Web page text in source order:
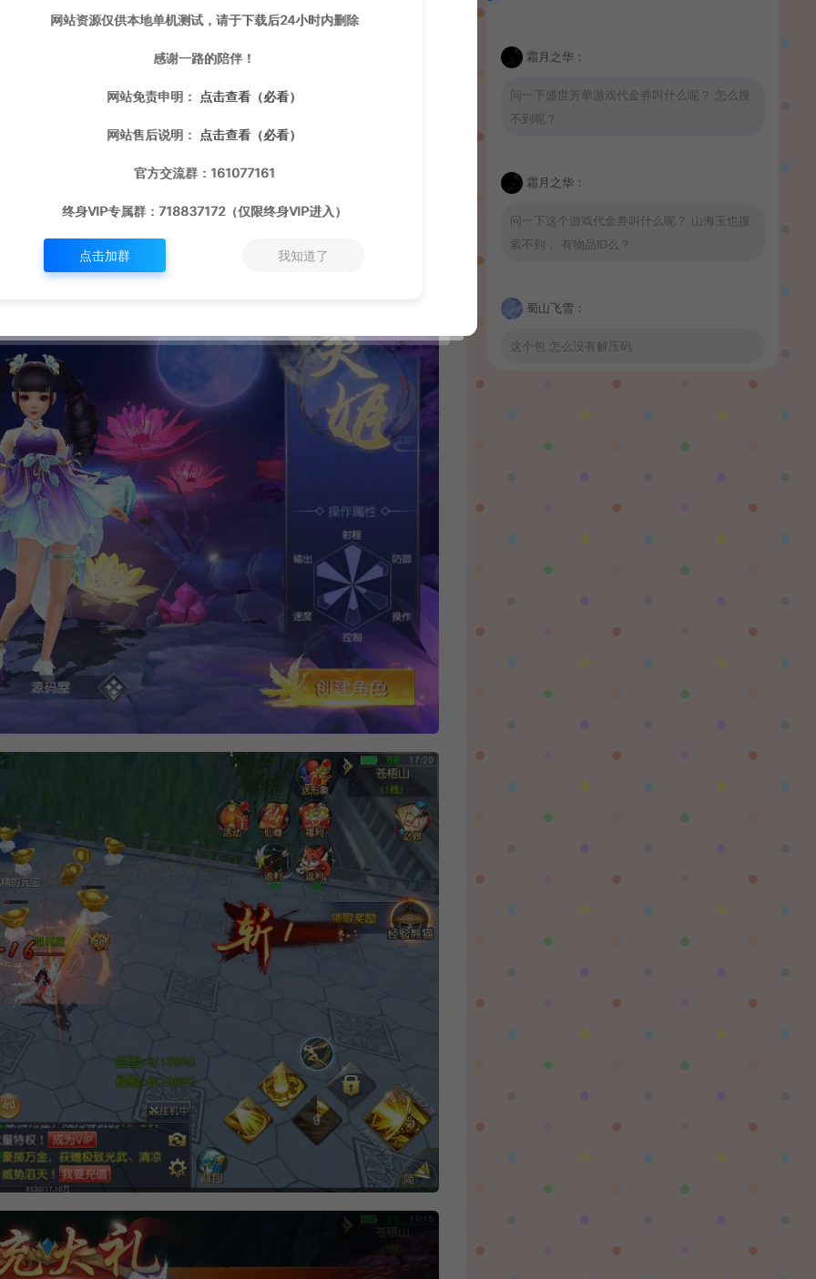
霜月之华：
问一下盛世芳華游戏代金券叫什么呢？ 怎么搜
不到呢？
霜月之华：
问一下这个游戏代金券叫什么呢？ 山海玉也搜
索不到， 有物品ID么？
蜀山飞雪：
这个包 怎么没有解压码
山海玉
网站资源仅供本地单机测试，请于下载后24小时内删除
感谢一路的陪伴！
网站免责申明： 点击查看（必看）
网站售后说明： 点击查看（必看）
官方交流群：161077161
终身VIP专属群：718837172（仅限终身VIP进入）
点击加群 我知道了